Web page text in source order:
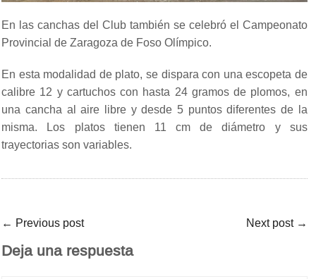
En las canchas del Club también se celebró el Campeonato
Provincial de Zaragoza de Foso Olímpico.
En esta modalidad de plato, se dispara con una escopeta de
calibre 12 y cartuchos con hasta 24 gramos de plomos, en
una cancha al aire libre y desde 5 puntos diferentes de la
misma. Los platos tienen 11 cm de diámetro y sus
trayectorias son variables.
← Previous post Next post →
Deja una respuesta